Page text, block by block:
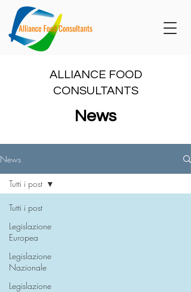
ALLIANCE FOOD
CONSULTANTS
News
News
Tutti i post
Legislazione
Europea
Legislazione
Nazionale
Legislazione
Tutti i post